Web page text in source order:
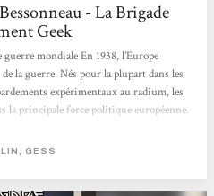
- La Brigade
Geek
guerre mondiale En 1938, l’Europe
la guerre. Nés pour la plupart dans les
expérimentaux au radium, les
la principale force politique européenne.
désigné dans des circonstances
GESS